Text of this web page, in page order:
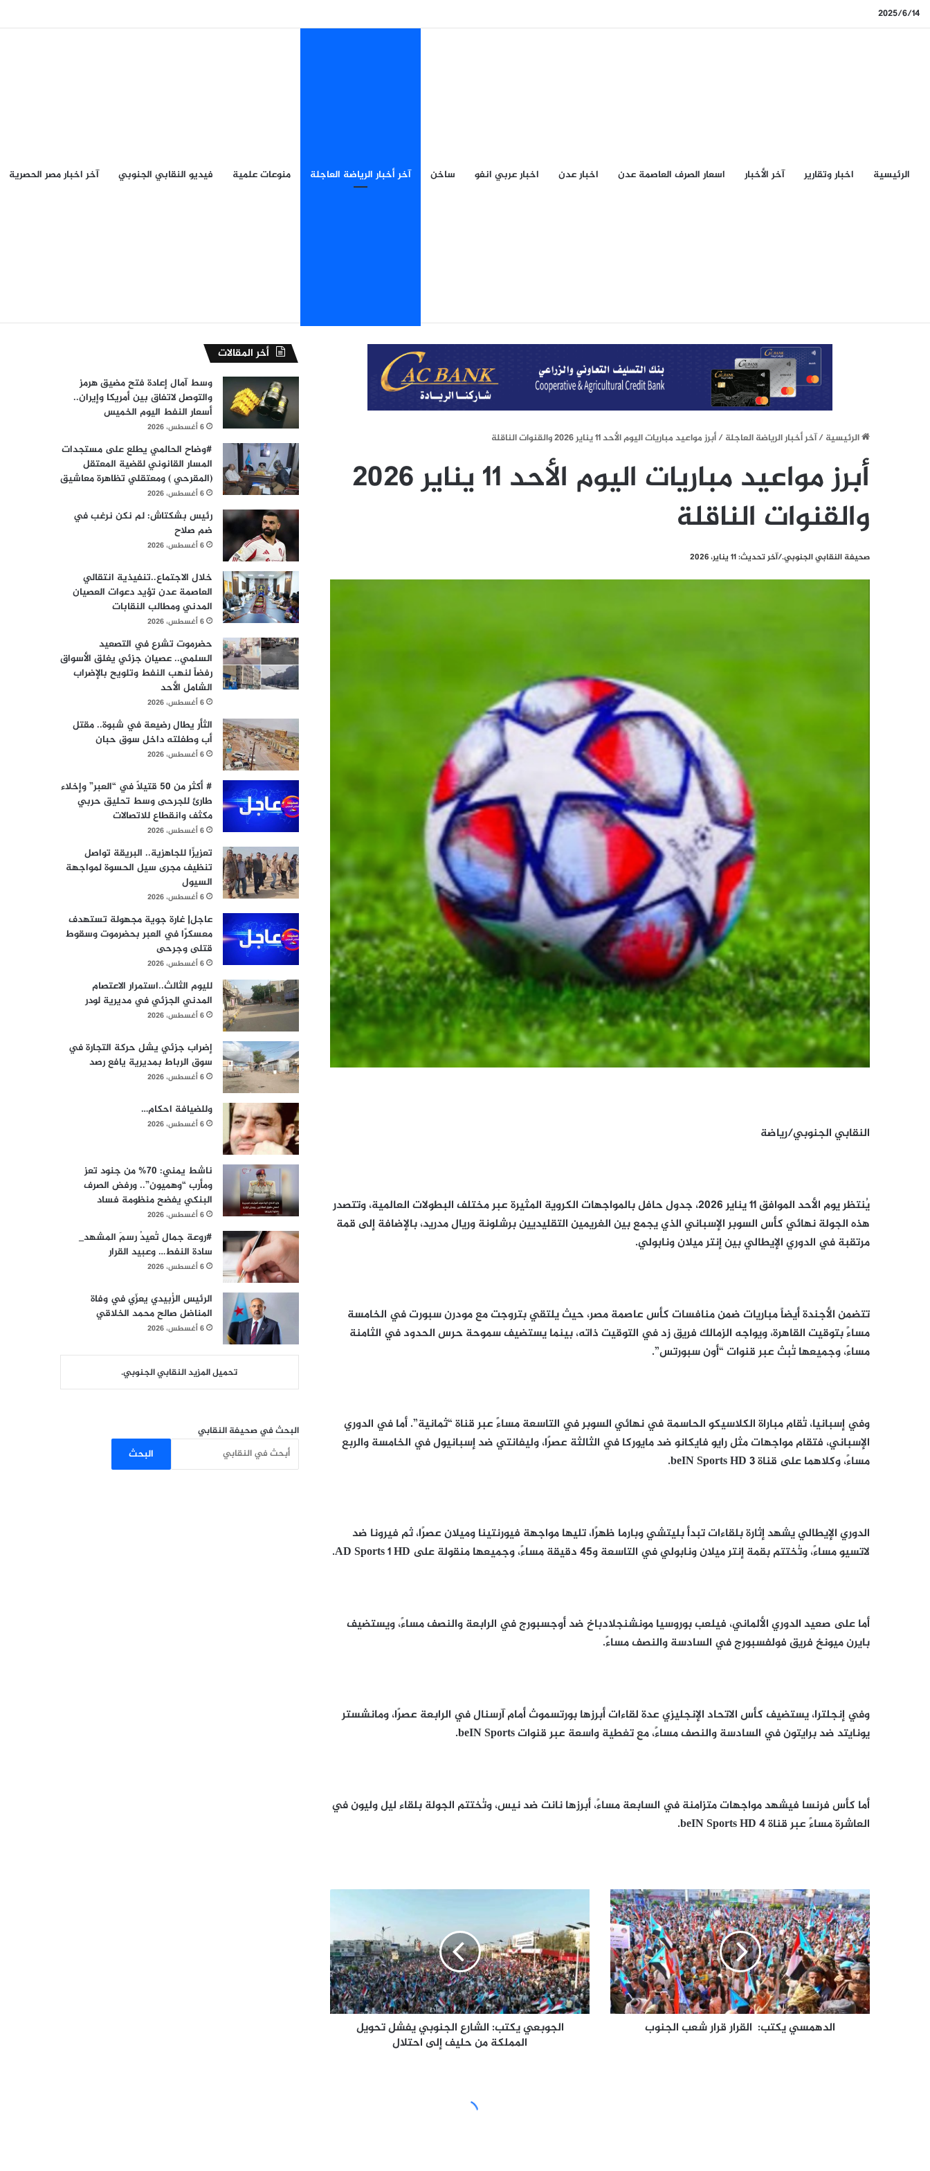
2025/6/14
الرئيسيِة اخبار وتقارير آخر الأخبار اسعار الصرف العاصمة عدن اخبار عدن اخبار عربي انفو ساخن آخر أخبار الرياضة العاجلة منوعات علمية فيديو النقابي الجنوبي آخر اخبار مصر الحصرية
الرئيسيِة/آخر أخبار الرياضة العاجلة/أبرز مواعيد مباريات اليوم الأحد 11 يناير 2026 والقنوات الناقلة
أبرز مواعيد مباريات اليوم الأحد 11 يناير 2026
والقنوات الناقلة
صحيفة النقابي الجنوبي./آخر تحديث: 11 يناير، 2026
النقابي الجنوبي/رياضة
يُنتظر يوم الأحد الموافق 11 يناير 2026، جدول حافل بالمواجهات الكروية المثيرة عبر مختلف البطولات العالمية، وتتصدر
هذه الجولة نهائي كأس السوبر الإسباني الذي يجمع بين الغريمين التقليديين برشلونة وريال مدريد، بالإضافة إلى قمة
مرتقبة في الدوري الإيطالي بين إنتر ميلان ونابولي.
تتضمن الأجندة أيضاً مباريات ضمن منافسات كأس عاصمة مصر، حيث يلتقي بتروجت مع مودرن سبورت في الخامسة
مساءً بتوقيت القاهرة، ويواجه الزمالك فريق زد في التوقيت ذاته، بينما يستضيف سموحة حرس الحدود في الثامنة
مساءً، وجميعها تُبث عبر قنوات “أون سبورتس”.
وفي إسبانيا، تُقام مباراة الكلاسيكو الحاسمة في نهائي السوبر في التاسعة مساءً عبر قناة “ثمانية”. أما في الدوري
الإسباني، فتقام مواجهات مثل رايو فايكانو ضد مايوركا في الثالثة عصرًا، وليفانتي ضد إسبانيول في الخامسة والربع
مساءً، وكلاهما على قناة beIN Sports HD 3.
الدوري الإيطالي يشهد إثارة بلقاءات تبدأ بليتشي وبارما ظهرًا، تليها مواجهة فيورنتينا وميلان عصرًا، ثم فيرونا ضد
لاتسيو مساءً، وتُختتم بقمة إنتر ميلان ونابولي في التاسعة و45 دقيقة مساءً، وجميعها منقولة على AD Sports 1 HD.
أما على صعيد الدوري الألماني، فيلعب بوروسيا مونشنجلادباخ ضد أوجسبورج في الرابعة والنصف مساءً، ويستضيف
بايرن ميونخ فريق فولفسبورج في السادسة والنصف مساءً.
وفي إنجلترا، يستضيف كأس الاتحاد الإنجليزي عدة لقاءات أبرزها بورتسموث أمام آرسنال في الرابعة عصرًا، ومانشستر
يونايتد ضد برايتون في السادسة والنصف مساءً، مع تغطية واسعة عبر قنوات beIN Sports.
أما كأس فرنسا فيشهد مواجهات متزامنة في السابعة مساءً، أبرزها نانت ضد نيس، وتُختتم الجولة بلقاء ليل وليون في
العاشرة مساءً عبر قناة beIN Sports HD 4.
الدهمسي
يكتب:
القرار
قرار
شعب
الجنوب
الدهمسي يكتب: القرار قرار شعب الجنوب
الشارع
الجنوبي
يفشل
تحويل
المملكة
من
حليف
الجوبعي يكتب: الشارع الجنوبي يفشل تحويل
المملكة من حليف إلى احتلال
أخر المقالات
وسط آمال إعادة فتح مضيق هرمز
والتوصل لاتفاق بين أمريكا وإيران..
أسعار النفط اليوم الخميس
6 أغسطس، 2026
#وضاح الحالمي يطلع على مستجدات
المسار القانوني لقضية المعتقل
(المقرحي ) ومعتقلي تظاهرة معاشيق
6 أغسطس، 2026
رئيس بشكتاش: لم نكن نرغب في
ضم صلاح
6 أغسطس، 2026
خلال الاجتماع..تنفيذية انتقالي
العاصمة عدن تؤيد دعوات العصيان
المدني ومطالب النقابات
6 أغسطس، 2026
حضرموت تشرع في التصعيد
السلمي.. عصيان جزئي يغلق الأسواق
رفضاً لنهب النفط وتلويح بالإضراب
الشامل الأحد
6 أغسطس، 2026
الثأر يطال رضيعة في شبوة.. مقتل
أب وطفلته داخل سوق حبان
6 أغسطس، 2026
# أكثر من 50 قتيلاً في “العبر” وإخلاء
طارئ للجرحى وسط تحليق حربي
مكثف وانقطاع للاتصالات
6 أغسطس، 2026
تعزيزًا للجاهزية.. البريقة تواصل
تنظيف مجرى سيل الحسوة لمواجهة
السيول
6 أغسطس، 2026
عاجل| غارة جوية مجهولة تستهدف
معسكرًا في العبر بحضرموت وسقوط
قتلى وجرحى
6 أغسطس، 2026
لليوم الثالث..استمرار الاعتصام
المدني الجزئي في مديرية لودر
6 أغسطس، 2026
إضراب جزئي يشل حركة التجارة في
سوق الرباط بمديرية يافع رصد
6 أغسطس، 2026
وللضيافة احكام…
6 أغسطس، 2026
ناشط يمني: 70% من جنود تعز
ومأرب “وهميون”.. ورفض الصرف
البنكي يفضح منظومة فساد
6 أغسطس، 2026
#روعة جمال تُعيدُ رسمَ المشهد_
سادة النفط… وعبيد القرار
6 أغسطس، 2026
الرئيس الزُبيدي يعزّي في وفاة
المناضل صالح محمد الخلاقي
6 أغسطس، 2026
تحميل المزيد النقابي الجنوبي.
البحث في صحيفة النقابي
البحث